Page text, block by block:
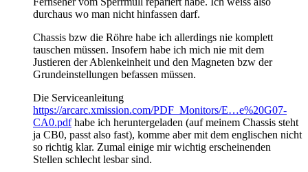
durchaus wo man nicht hinfassen darf.
Chassis bzw die Röhre habe ich allerdings nie komplett
tauschen müssen. Insofern habe ich mich nie mit dem
Justieren der Ablenkeinheit und den Magneten bzw der
Grundeinstellungen befassen müssen.
Die Serviceanleitung
https://arcarc.xmission.com/PDF_Monitors/E…e%20G07-
CA0.pdfhabe ich heruntergeladen (auf meinem Chassis steht
ja CB0, passt also fast), komme aber mit dem englischen nicht
so richtig klar. Zumal einige mir wichtig erscheinenden
Stellen schlecht lesbar sind.